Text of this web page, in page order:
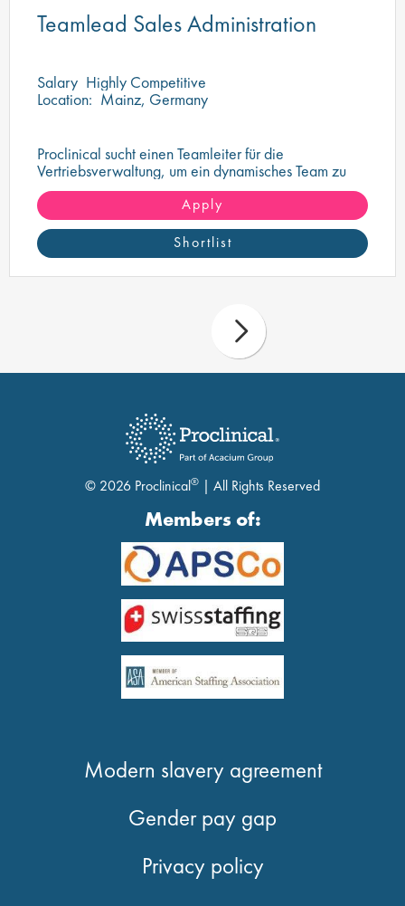
Teamlead Sales Administration
Salary Highly Competitive
Location: Mainz, Germany
Proclinical sucht einen Teamleiter für die
Vertriebsverwaltung, um ein dynamisches Team zu
überwachen und zu führen
Apply
Shortlist
© 2026 Proclinical® | All Rights Reserved
Members of:
Modern slavery agreement
Gender pay gap
Privacy policy